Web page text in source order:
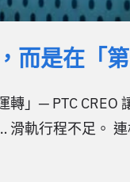
是在「
」─ PTC
軌行程不足。